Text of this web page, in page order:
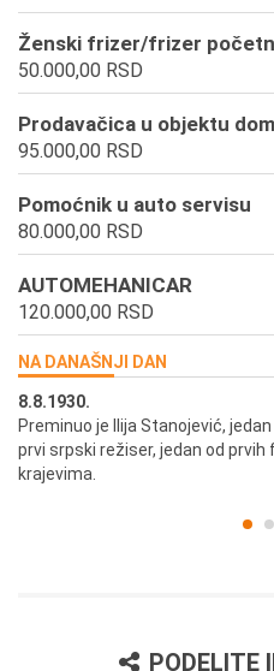
Ženski frizer/frizer
50.000,00 RSD
Prodavačica u objektu
95.000,00 RSD
Pomoćnik u auto servisu
80.000,00 RSD
AUTOMEHANICAR
120.000,00 RSD
NA DANAŠNJI DAN
8.8.1930.
Preminuo je Ilija Stanojević,
prvi srpski režiser, jedan od
krajevima.
PODELITE